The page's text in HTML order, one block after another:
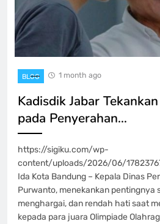
BLOG 1 month ago
Kadisdik Jabar
pada Penyerahan…
https://sigiku.com/wp-
content/uploads/2026/06/
Ida Kota Bandung – Kepala Dinas
Purwanto, menekankan pentingnya
menghargai, dan rendah hati saat
kepada para juara Olimpiade